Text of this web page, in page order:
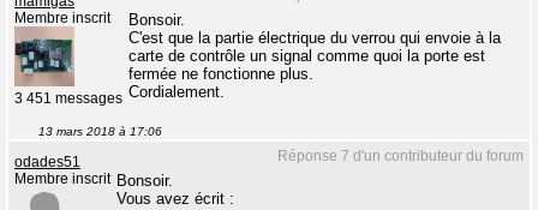
Membre inscrit
3 451 messages
Bonsoir.
C'est que la partie électrique du verrou qui envoie à la
carte de contrôle un signal comme quoi la porte est
fermée ne fonctionne plus.
Cordialement.
13 mars 2018 à 17:06
Réponse 7 d'un contributeur du forum
odades51
Membre inscrit Bonsoir.
Vous avez écrit :